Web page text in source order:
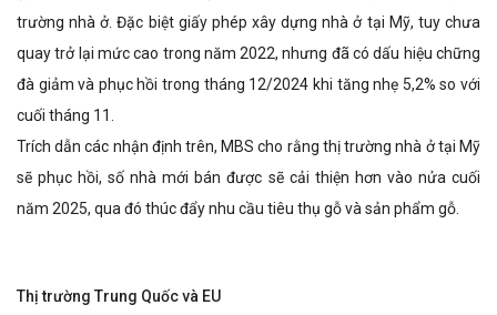
trường nhà ở. Đặc biệt giấy phép xây dựng nhà ở tại Mỹ, tuy chưa
quay trở lại mức cao trong năm 2022, nhưng đã có dấu hiệu chững
đà giảm và phục hồi trong tháng 12/2024 khi tăng nhẹ 5,2% so với
cuối tháng 11.
Trích dẫn các nhận định trên, MBS cho rằng thị trường nhà ở tại Mỹ
sẽ phục hồi, số nhà mới bán được sẽ cải thiện hơn vào nửa cuối
năm 2025, qua đó thúc đẩy nhu cầu tiêu thụ gỗ và sản phẩm gỗ.
Thị trường Trung Quốc và EU